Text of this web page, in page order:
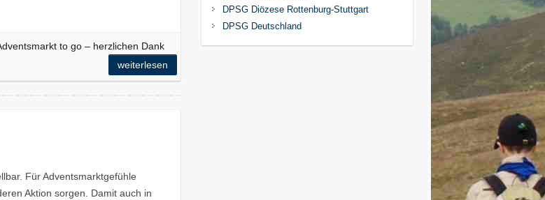
to go – herzlichen Dank
weiterlesen
Für Adventsmarktgefühle
Aktion sorgen. Damit auch in
DPSG Diözese Rottenburg-Stuttgart
DPSG Deutschland